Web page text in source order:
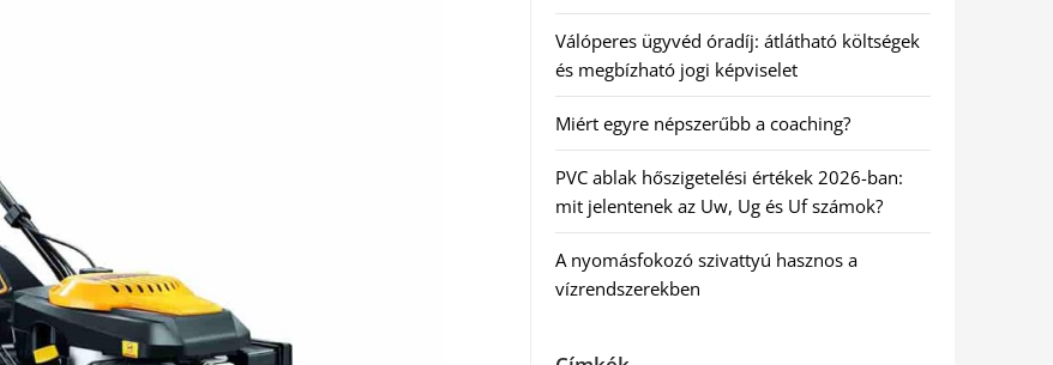
Válóperes ügyvéd óradíj: átlátható költségek
és megbízható jogi képviselet
Miért egyre népszerűbb a coaching?
PVC ablak hőszigetelési értékek 2026-ban:
mit jelentenek az Uw, Ug és Uf számok?
A nyomásfokozó szivattyú hasznos a
vízrendszerekben